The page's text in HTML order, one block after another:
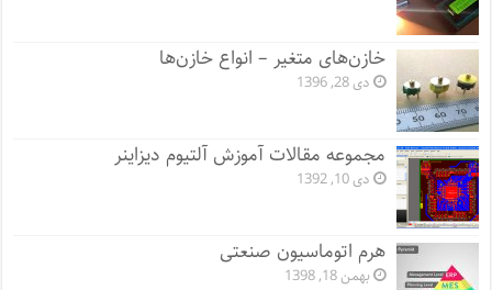
خازن‌های متغیر – انواع خازن‌ها
دی 28, 1396
مجموعه مقالات آموزش آلتیوم دیزاینر
دی 10, 1392
هرم اتوماسیون صنعتی
بهمن 18, 1398